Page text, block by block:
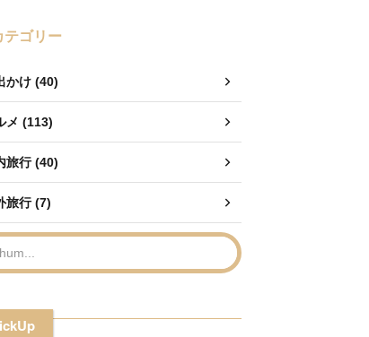
テゴリー
かけ (40)
メ (113)
旅行 (40)
旅行 (7)